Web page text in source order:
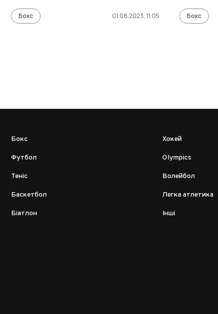
Бокс 01.08.2023, 11:05 Бокс
Бокс
Футбол
Теніс
Баскетбол
Біатлон
Хокей
Olympics
Волейбол
Легка атлетика
Інші